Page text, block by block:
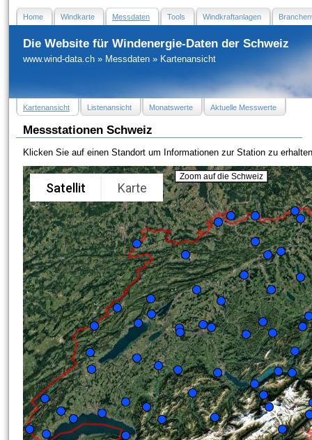
Home Windkarte Messdaten Tools Windkraftanlagen
Die Website für Windenergie-Daten der Schweiz
www.wind-data.ch » Messdaten » Kartenansicht
Kartenansicht Listenansicht Monatswerte Aktuelle Messwerte
Messstationen Schweiz
Klicken Sie auf einen Standort um Informationen zur Station zu
Satellit Karte
Zoom auf die Schweiz